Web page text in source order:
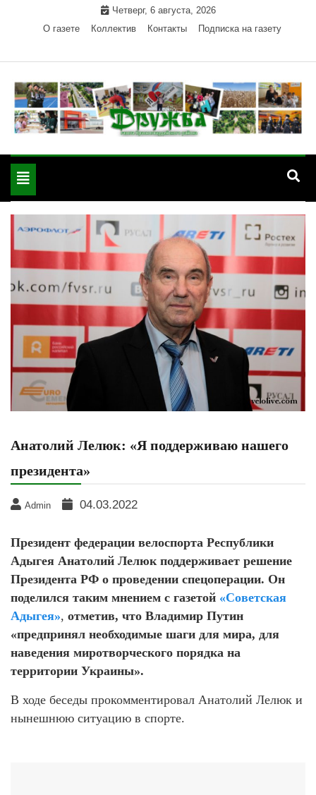
Четверг, 6 августа, 2026
О газете
Коллектив Контакты Подписка на газету
"Дружба" — газета
района РА
Красногвардейского района Республики Адыгея
Toggle
navigation
Анатолий Лелюк: «Я поддерживаю нашего
президента»
Admin 04.03.2022
Президент федерации велоспорта Республики
Адыгея Анатолий Лелюк поддерживает решение
Президента РФ о проведении спецоперации. Он
поделился таким мнением с газетой «Советская
Адыгея», отметив, что Владимир Путин
«предпринял необходимые шаги для мира, для
наведения миротворческого порядка на
территории Украины».
В ходе беседы прокомментировал Анатолий Лелюк и
нынешнюю ситуацию в спорте.